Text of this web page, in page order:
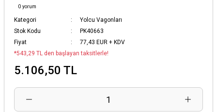
0 yorum
Kategori
Yolcu Vagonları
Stok Kodu
PK40663
Fiyat
77,43 EUR + KDV
*543,29 TL den başlayan taksitlerle!
5.106,50 TL